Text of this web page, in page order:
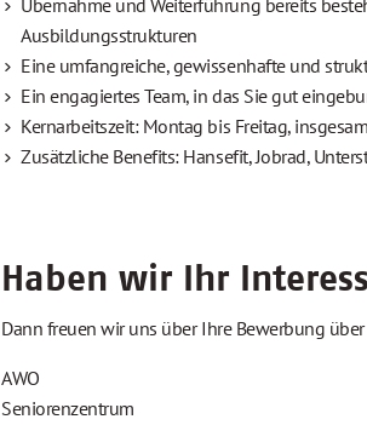
Übernahme und Weiterführung bereits
Ausbildungsstrukturen
Eine umfangreiche, gewissenhafte und
Ein engagiertes Team, in das Sie gut
Kernarbeitszeit: Montag bis Freitag,
Zusätzliche Benefits: Hansefit, Jobrad,
Haben wir Ihr
Dann freuen wir uns über Ihre Bewerbung
AWO
Seniorenzentrum